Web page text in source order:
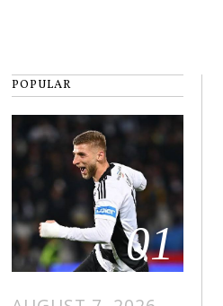
POPULAR
01